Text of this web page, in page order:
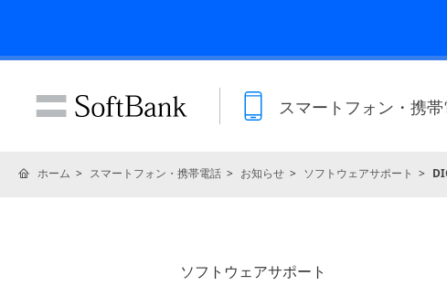
スマートフォン・携
ホーム スマートフォン・携帯電話 お知らせ ソフトウェアサポート
ソフトウェアサポート